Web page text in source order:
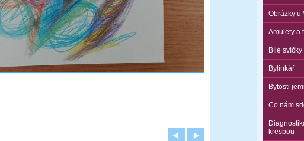
Obrázky u
Amulety a
Bílé
Bylinkář
Bytosti
Co nám
kresbou